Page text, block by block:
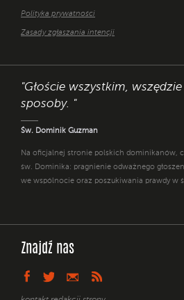
Polityka prywatności
Zasady zgłaszania intencji
"Głoście wszystkim,
sposoby. "
Św. Dominik Guzman
Na oficjalnej stronie polskich dominikanów,
św. Dominika: pragnienie odważnego
we wspólnocie oraz poszukiwania prawdy w
Znajdź nas